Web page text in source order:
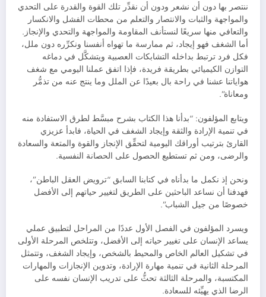
ننتصر بها دون أن نشعر ودون أن نقدِّر تلك القوة والقدرة على التحدي
والمواجهة والثبات والانتصار والتعلم من محطات الفشل والانكسار
والتعافي منها سريعًا لنستأنف المقاومة والمواجهة والتحدي والإنجاز.
أما الشغف فهو إيجاد، ثم ممارسة ما تهواه أنفسنا ونكرِّره دون ملل،
فكل فرد ترتبط بداخله التشابكات العصبية ويتشكَّل في دماغه
التوازن الكيميائي بطريقة فريدة، فإذا اتفق عملنا اليومي مع شغف
هواياتنا عشنا في راحة بال بعيدًا عن الملل وما ينتج عنه من تذمُّر
ومعاناة”.
ويتابع المؤلفون: “بدأنا هذا الكتاب بشرح مبسَّط لطرق الاستفادة منه
في تنمية الإرادة والثقة وإيجاد الشغف في الحياة، فابدأ عزيزي
القارئ بترتيب أوراقك اليومية لتحقِّق الإنجاز والقوة والمتعة والسعادة
والرضى، ومن ثم تستطيع الحصول على الحصانة النفسية.
ونحن إذ نكمل ما بدأناه في كتابنا السابق “ترويض العقل الباطن”،
فهدفنا أن نساعد الباحثين على الطريق لتغيير حياتهم إلى الأفضل
خصوصًا من جيل الشباب”.
ويسرد المؤلفون في الفصل الأول عددًا من المراحل لتطبيق عملي
يساعد الإنسان على تغيير حياته إلى الأفضل، وتتلخص المرحلة الأولى
في تشكيل العالم الخاص والمحيط بالشخص، وإيجاد الشغف، وتتمثل
المرحلة الثانية في تنمية مهارة الإرادة، وتدوين الإنجازات والمهارات
المكتسبة، والمرحلة الثالثة تحثُّ على تدريب الإنسان نفسه على
الرضا الذي يهيِّئه للسعادة.